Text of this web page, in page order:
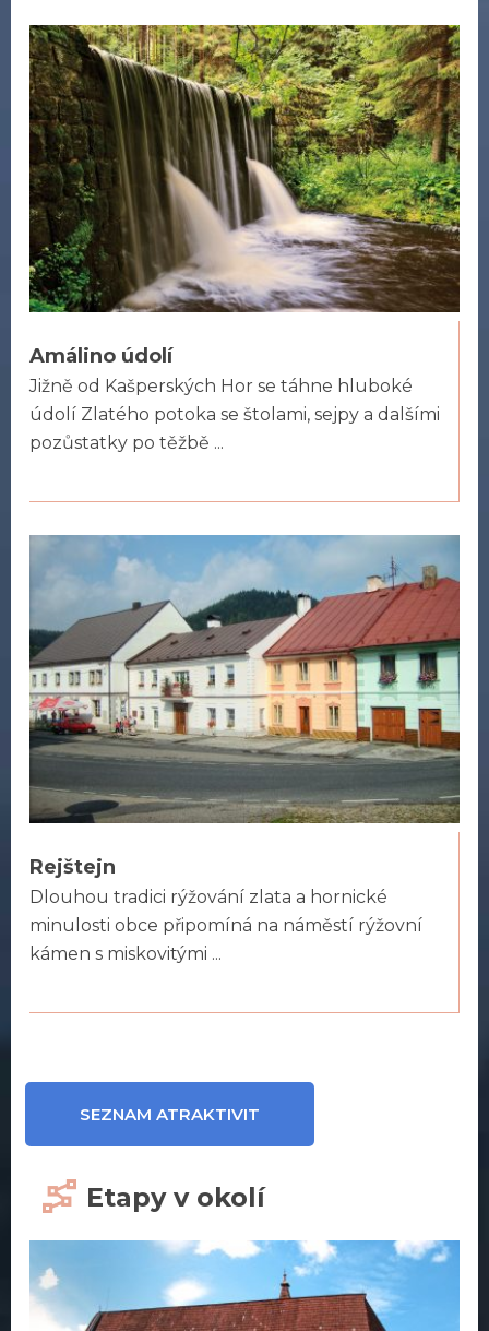
Amálino údolí
Jižně od Kašperských Hor se táhne hluboké
údolí Zlatého potoka se štolami, sejpy a dalšími
pozůstatky po těžbě ...
Rejštejn
Dlouhou tradici rýžování zlata a hornické
minulosti obce připomíná na náměstí rýžovní
kámen s miskovitými ...
SEZNAM ATRAKTIVIT
Etapy v okolí